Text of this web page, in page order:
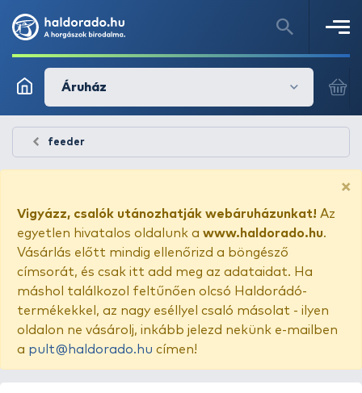
Áruház
feeder
×
Vigyázz, csalók utánozhatják webáruházunkat! Az
egyetlen hivatalos oldalunk a www.haldorado.hu.
Vásárlás előtt mindig ellenőrizd a böngésző
címsorát, és csak itt add meg az adataidat. Ha
máshol találkozol feltűnően olcsó Haldorádó-
termékekkel, az nagy eséllyel csaló másolat - ilyen
oldalon ne vásárolj, inkább jelezd nekünk e-mailben
a pult@haldorado.hu címen!